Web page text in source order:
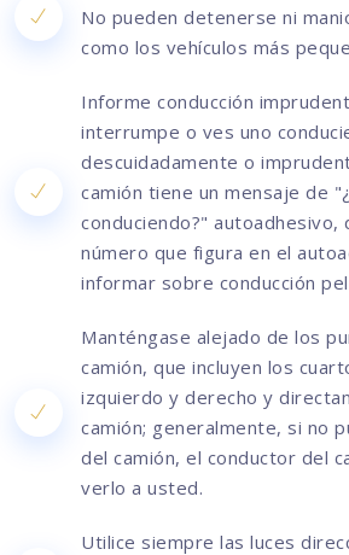
No pueden detenerse ni
como los vehículos más
Informe conducción
interrumpe o ves uno
descuidadamente o
camión tiene un mensaje de
conduciendo?" autoadhesivo,
número que figura en el
informar sobre conducción
Manténgase alejado de los
camión, que incluyen los
izquierdo y derecho y
camión; generalmente, si no
del camión, el conductor del
verlo a usted.
Utilice siempre las luces